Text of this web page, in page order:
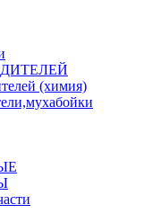
(химия)